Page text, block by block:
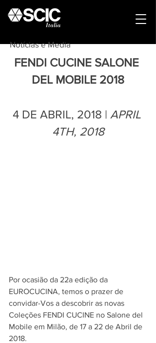
Notícias e Media
FENDI CUCINE SALONE
DEL MOBILE 2018
4 DE ABRIL, 2018 | APRIL
4TH, 2018
Por ocasião da 22a edição da
EUROCUCINA, temos o prazer de
convidar-Vos a descobrir as novas
Coleções FENDI CUCINE no Salone del
Mobile em Milão, de 17 a 22 de Abril de
2018.